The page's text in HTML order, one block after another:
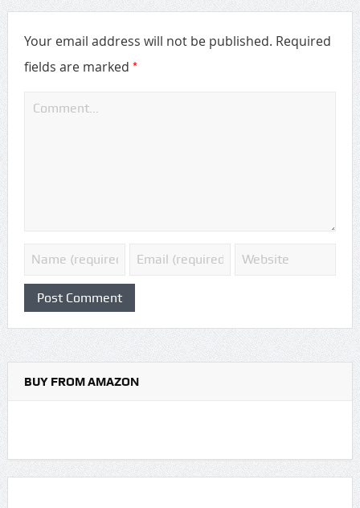
Your email address will not be published. Required
fields are marked *
BUY FROM AMAZON